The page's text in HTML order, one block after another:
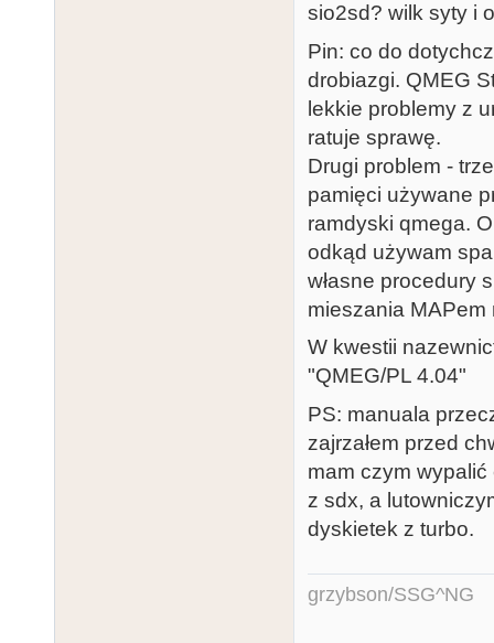
sio2sd? wilk syty i
Pin: co do
drobiazgi. QMEG
lekkie problemy z
ratuje sprawę.
Drugi problem -
pamięci używane
ramdyski qmega.
odkąd używam
własne procedury
mieszania
W kwestii
"QMEG/PL 4.04"
PS: manuala
zajrzałem przed
mam czym
z sdx, a
dyskietek z turbo.
grzybson/SSG^NG